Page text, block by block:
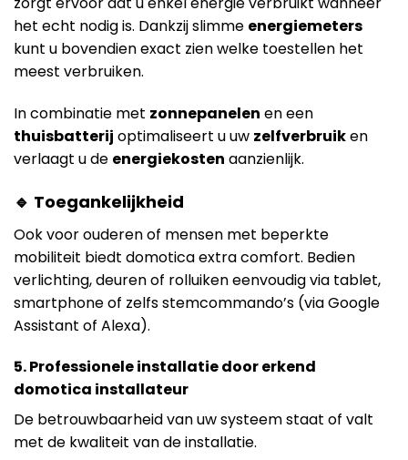
het echt nodig is. Dankzij slimme energiemeters
kunt u bovendien exact zien welke toestellen het
meest verbruiken.
In combinatie met zonnepanelen en een
thuisbatterij optimaliseert u uw zelfverbruiken
verlaagt u de energiekosten aanzienlijk.
🔹 Toegankelijkheid
Ook voor ouderen of mensen met beperkte
mobiliteit biedt domotica extra comfort. Bedien
verlichting, deuren of rolluiken eenvoudig via tablet,
smartphone of zelfs stemcommando’s (via Google
Assistant of Alexa).
5. Professionele installatie door erkend
domotica installateur
De betrouwbaarheid van uw systeem staat of valt
met de kwaliteit van de installatie.